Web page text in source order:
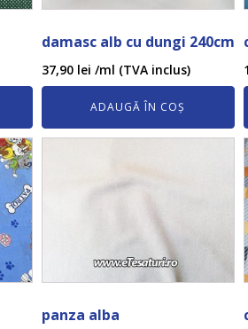
damasc alb cu dungi 240cm
37,90 lei /ml (TVA inclus)
ADAUGĂ ÎN COȘ
panza alba